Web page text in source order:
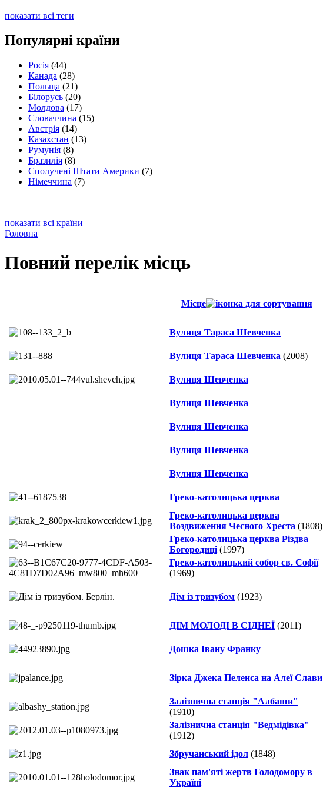
показати всі теги
Популярні країни
Росія (44)
Канада (28)
Польща (21)
Білорусь (20)
Молдова (17)
Словаччина (15)
Австрія (14)
Казахстан (13)
Румунія (8)
Бразилія (8)
Сполучені Штати Америки (7)
Німеччина (7)
показати всі країни
Головна
Повний перелік місць
Місце
Вулиця Тараса Шевченка
Вулиця Тараса Шевченка (2008)
Вулиця Шевченка
Вулиця Шевченка
Вулиця Шевченка
Вулиця Шевченка
Вулиця Шевченка
Греко-католицька церква
Греко-католицька церква
Воздвиження Чесного Хреста (1808)
Греко-католицька церква Різдва
Богородиці (1997)
Греко-католицький собор св. Софії
(1969)
Дім із тризубом (1923)
ДІМ МОЛОДІ В CІДНЕЇ (2011)
Дошка Івану Франку
Зірка Джека Пеленса на Алеї Слави
Залізнична станція "Албаши"
(1910)
Залізнична станція "Ведмідівка"
(1912)
Збручанський ідол (1848)
Знак пам'яті жертв Голодомору в
Україні